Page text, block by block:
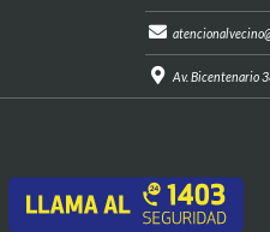
Av. Bicentenario